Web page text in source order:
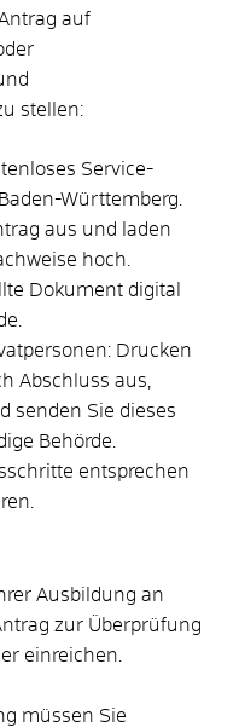
auf
stellen:
Service-
Württemberg.
aus und laden
hoch.
Dokument digital
Drucken
Abschluss aus,
senden Sie dieses
Behörde.
entsprechen
Ausbildung an
zur Überprüfung
einreichen.
müssen Sie